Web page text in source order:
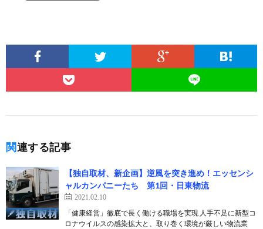
関連する記事
【独自取材、新企画】逆風を突き進め！エッセンシ
ャルカンパニーたち 第1回・日東物流
2021.02.10
「健康経営」徹底で長く働ける職場を実現 人手不足に新型コ
ロナウイルスの感染拡大と、取り巻く環境が厳しい物流業